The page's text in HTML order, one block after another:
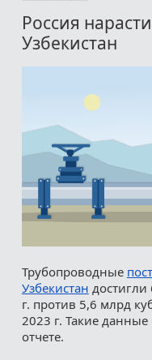
Россия
Узбекистан
Трубопроводные
Узбекистан
г. против 5,6 млрд
2023 г. Такие
отчете.